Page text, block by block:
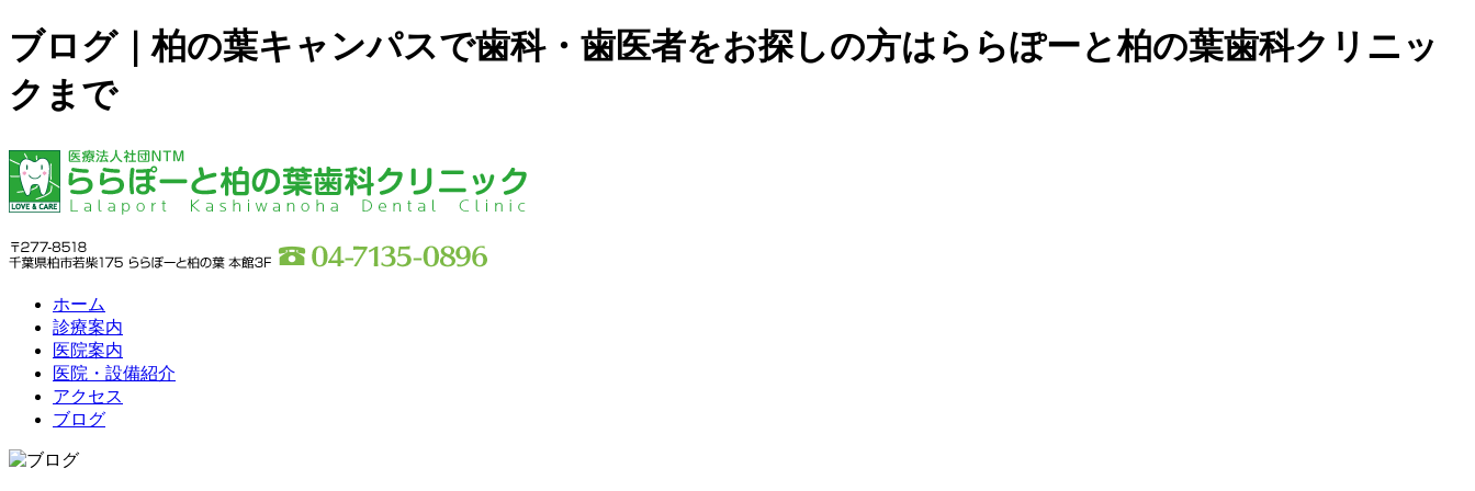
ブログ｜柏の葉キャンパスで歯科・歯医者をお探しの方はららぽーと柏の葉歯科クリニッ
クまで
ホーム
診療案内
医院案内
医院・設備紹介
アクセス
ブログ